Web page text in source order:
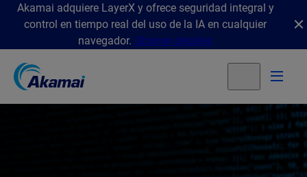
Akamai adquiere LayerX y ofrece seguridad integral y
control en tiempo real del uso de la IA en cualquier
navegador. Obtener detalles